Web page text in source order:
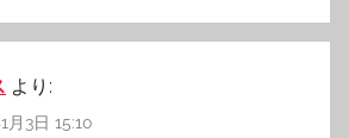
より:
月3日 15:10